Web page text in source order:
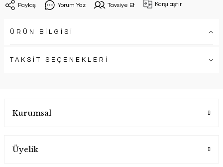
Paylaş Yorum Yaz Tavsiye Et Karşılaştır
ÜRÜN BİLGİSİ
TAKSİT SEÇENEKLERİ
Kurumsal
Üyelik